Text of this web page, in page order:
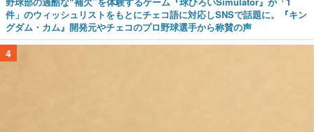
件」のウィッシュリストをもとにチェコ語に対応しSNSで話題に。『キン
グダム・カム』開発元やチェコのプロ野球選手から称賛の声
4